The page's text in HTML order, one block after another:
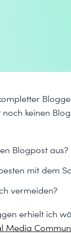
keinen
Blogpost aus?
mit dem
vermeiden?
erhielt ich
Media